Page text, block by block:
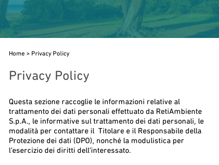
Home > Privacy Policy
Privacy Policy
Questa sezione raccoglie le informazioni relative al
trattamento dei dati personali effettuato da RetiAmbiente
S.p.A., le informative sul trattamento dei dati personali, le
modalità per contattare il Titolare e il Responsabile della
Protezione dei dati (DPO), nonché la modulistica per
l’esercizio dei diritti dell’interessato.